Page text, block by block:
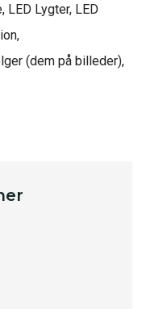
LED Lygter, LED
(dem på billeder),